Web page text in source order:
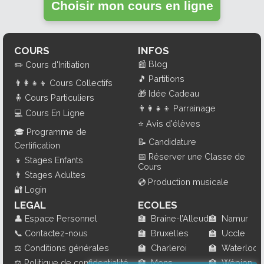
Choisir mon cours en ligne
COURS
✏️ Cours d'Initiation
👨‍👩‍👧‍👦 Cours Collectifs
🧍 Cours Particuliers
💻 Cours En Ligne
🎓 Programme de
Certification
👦 Stages Enfants
👨 Stages Adultes
🔐 Login
INFOS
📰 Blog
🎵 Partitions
🎁 Idée Cadeau
👨‍👩‍👧‍👦 Parrainage
⭐ Avis d'élèves
📝 Candidature
📅 Réserver une Classe de
Cours
💿 Production musicale
LEGAL
👤 Espace Personnel
📞 Contactez-nous
⚖️ Conditions générales
ECOLES
🏫 Braine-l’Alleud
🏫 Bruxelles
🏫 Charleroi
🏫 Namur
🏫 Uccle
🏫 Waterloo